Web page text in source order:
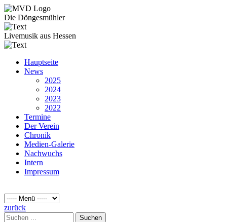
Die Döngesmühler
Livemusik aus Hessen
Hauptseite
News
2025
2024
2023
2022
Termine
Der Verein
Chronik
Medien-Galerie
Nachwuchs
Intern
Impressum
zurück
Suchen